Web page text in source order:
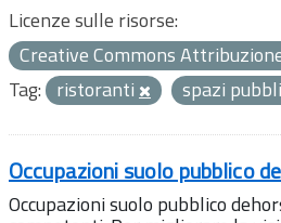
Licenze sulle risorse:
Creative Commons
Tag: ristoranti spazi
Occupazioni suolo pubblico
Occupazioni suolo pubblico